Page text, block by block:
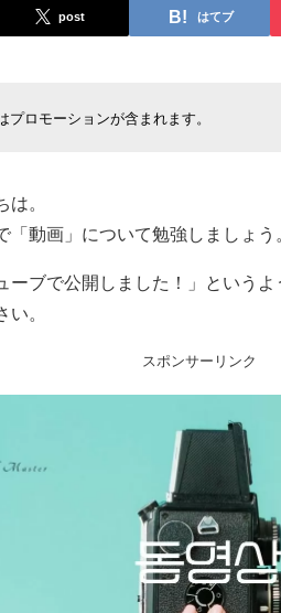
post はてブ
プロモーションが含まれます。
は。
「動画」について勉強しましょう
ーブで公開しました！」というよ
い。
スポンサーリンク